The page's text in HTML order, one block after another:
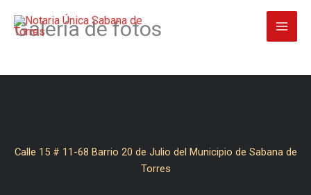
contenido
Galería de fotos
Calle 15 # 11-68 Barrio 20 de Julio del Municipio de Sabana de
Torres